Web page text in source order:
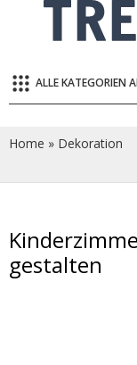
ALLE KATEGORIEN
Home » Dekoration
gestalten